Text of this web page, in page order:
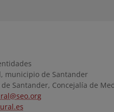
municipio de Santander
Santander, Concejalía de